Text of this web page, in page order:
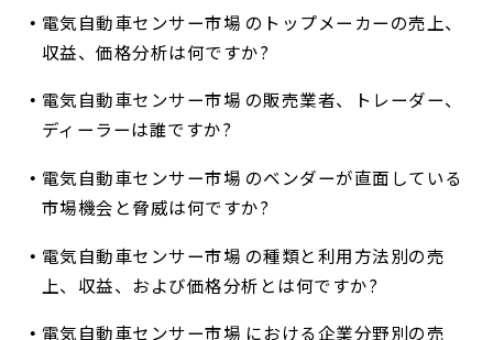
電気自動車センサー市場 のトップメーカーの売上、
収益、価格分析は何ですか?
電気自動車センサー市場 の販売業者、トレーダー、
ディーラーは誰ですか?
電気自動車センサー市場 のベンダーが直面している
市場機会と脅威は何ですか?
電気自動車センサー市場 の種類と利用方法別の売
上、収益、および価格分析とは何ですか?
電気自動車センサー市場 における企業分野別の売